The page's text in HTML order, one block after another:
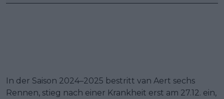
In der Saison 2024–2025 bestritt van Aert sechs
Rennen, stieg nach einer Krankheit erst am 27.12. ein,